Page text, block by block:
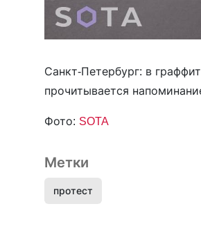
Санкт-Петербург: в
прочитывается
Фото: SOTA
Метки
протест